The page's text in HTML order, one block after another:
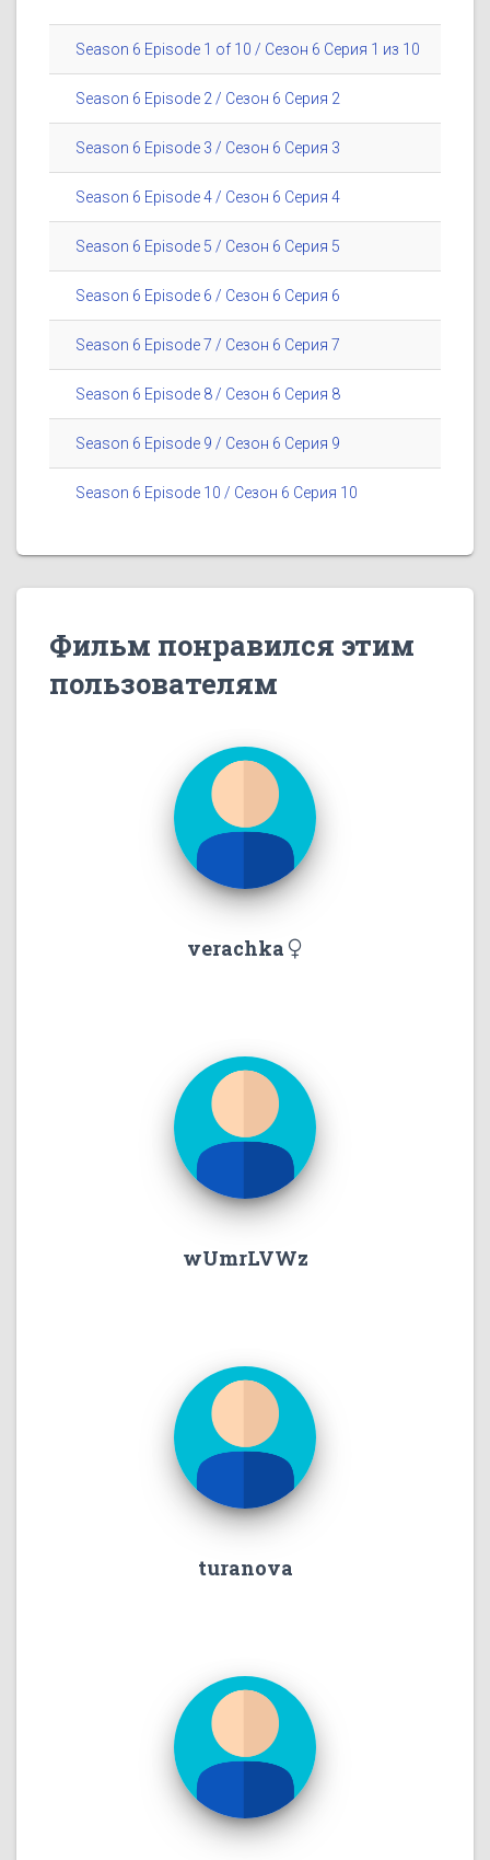
Season 6 Episode 1 of 10 / Сезон 6 Серия 1 из 10
Season 6 Episode 2 / Сезон 6 Серия 2
Season 6 Episode 3 / Сезон 6 Серия 3
Season 6 Episode 4 / Сезон 6 Серия 4
Season 6 Episode 5 / Сезон 6 Серия 5
Season 6 Episode 6 / Сезон 6 Серия 6
Season 6 Episode 7 / Сезон 6 Серия 7
Season 6 Episode 8 / Сезон 6 Серия 8
Season 6 Episode 9 / Сезон 6 Серия 9
Season 6 Episode 10 / Сезон 6 Серия 10
Фильм понравился этим
пользователям
verachka
wUmrLVWz
turanova